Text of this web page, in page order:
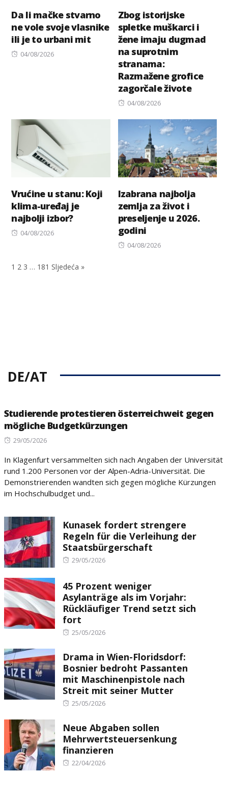
Da li mačke stvarno
ne vole svoje vlasnike
ili je to urbani mit
Posted
04/08/2026
Zbog istorijske
spletke muškarci i
žene imaju dugmad
na suprotnim
stranama:
Razmažene grofice
zagorčale živote
Posted
04/08/2026
Vrućine u stanu: Koji
klima-uređaj je
najbolji izbor?
Posted
04/08/2026
Izabrana najbolja
zemlja za život i
preseljenje u 2026.
godini
Posted
04/08/2026
1 2 3 … 181 Sljedeća »
DE/AT
Studierende protestieren österreichweit gegen
mögliche Budgetkürzungen
Posted
29/05/2026
In Klagenfurt versammelten sich nach Angaben der Universität
rund 1.200 Personen vor der Alpen-Adria-Universität. Die
Demonstrierenden wandten sich gegen mögliche Kürzungen
im Hochschulbudget und...
Kunasek fordert strengere
Regeln für die Verleihung der
Staatsbürgerschaft
Posted
29/05/2026
45 Prozent weniger
Asylanträge als im Vorjahr:
Rückläufiger Trend setzt sich
fort
Posted
25/05/2026
Drama in Wien-Floridsdorf:
Bosnier bedroht Passanten
mit Maschinenpistole nach
Streit mit seiner Mutter
Posted
25/05/2026
Neue Abgaben sollen
Mehrwertsteuersenkung
finanzieren
Posted
22/04/2026